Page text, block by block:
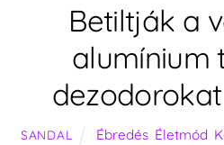
Betiltják a
alumínium
SANDAL Ébredés, Életmód